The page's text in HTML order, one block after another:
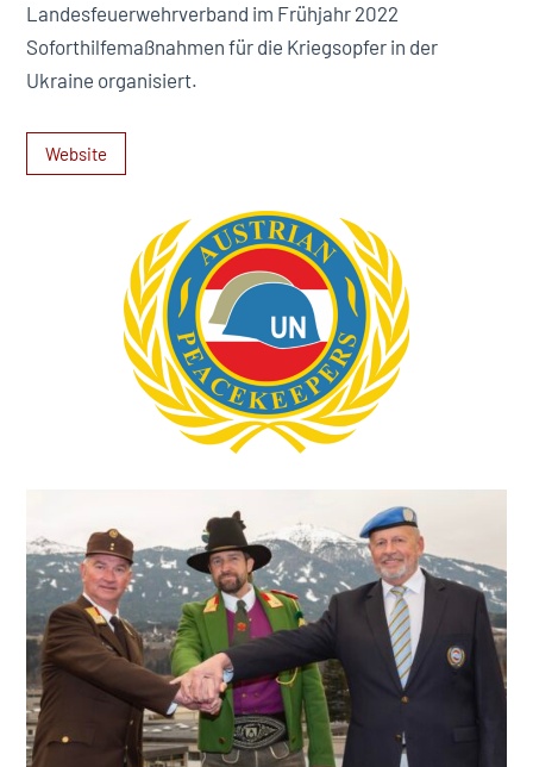
Landesfeuerwehrverband im Frühjahr 2022
Soforthilfemaßnahmen für die Kriegsopfer in der
Ukraine organisiert.
Website